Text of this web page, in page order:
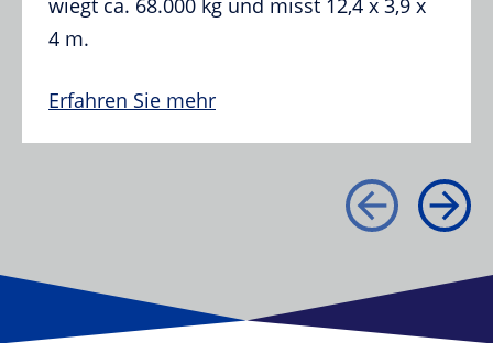
wiegt ca. 68.000 kg und misst 12,4 x 3,9 x
4 m.
Erfahren Sie mehr